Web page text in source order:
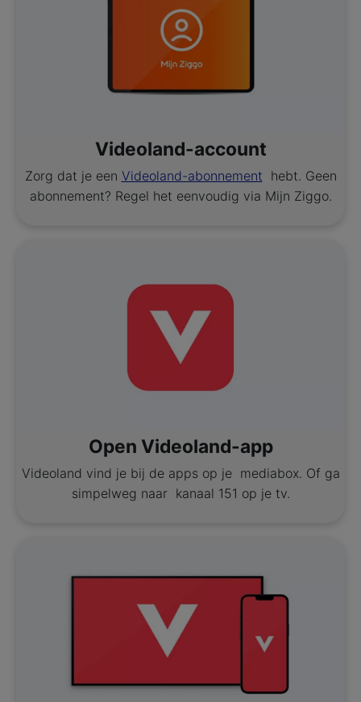
Videoland-account
Zorg dat je een Videoland-abonnement hebt. Geen
abonnement? Regel het eenvoudig via Mijn Ziggo.
Open Videoland-app
Videoland vind je bij de apps op je mediabox. Of ga
simpelweg naar kanaal 151 op je tv.